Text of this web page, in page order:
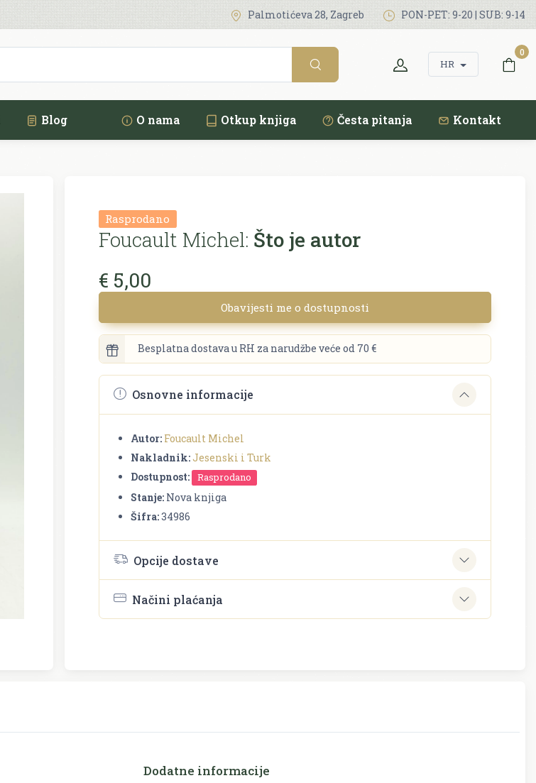
Palmotićeva 28, Zagreb PON-PET: 9-20 | SUB: 9-14
HR
0
Blog O nama Otkup knjiga Česta pitanja Kontakt
Rasprodano
Foucault Michel: Što je autor
€ 5,00
Obavijesti me o dostupnosti
Besplatna dostava u RH za narudžbe veće od 70 €
Osnovne informacije
Autor: Foucault Michel
Nakladnik:Jesenski i Turk
Dostupnost:
Rasprodano
Stanje: Nova knjiga
Šifra:34986
Opcije dostave
Načini plaćanja
Dodatne informacije